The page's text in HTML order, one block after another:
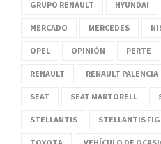
GRUPO RENAULT HYUNDAI
MERCADO MERCEDES
OPEL OPINIÓN PERTE
RENAULT RENAULT PALENCIA
SEAT SEAT MARTORELL
STELLANTIS STELLANTIS